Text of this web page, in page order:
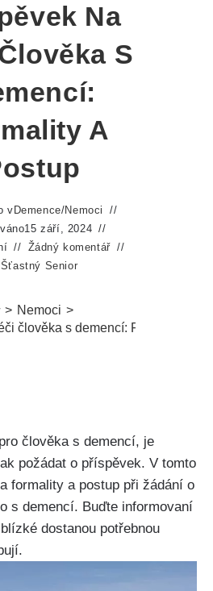
Na
S
A
v Demence/Nemoci
15 září, 2024
Žádný komentář
Šťastný Senior
> Nemoci >
člověka s demencí: Formality a
člověka s demencí, je
požádat o příspěvek. V tomto
formality a postup při žádání o
s demencí. Buďte informovaní
dostanou potřebnou